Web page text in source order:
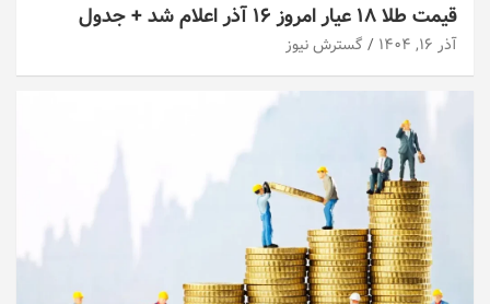
قیمت طلا ۱۸ عیار امروز ۱۶ آذر اعلام شد + جدول
آذر ۱۶, ۱۴۰۴ گسترش نیوز